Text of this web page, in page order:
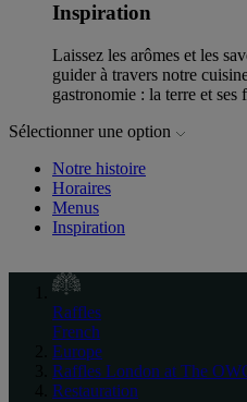
Inspiration
Laissez les arômes et les
guider à travers notre
gastronomie : la terre et ses
Sélectionner une option
Notre histoire
Horaires
Menus
Inspiration
Raffles
French
Europe
Raffles London at The
Restauration